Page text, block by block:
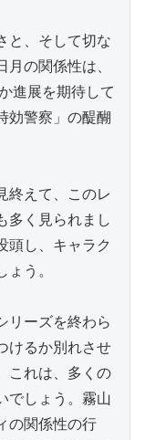
と、そして切な
の関係性は、
進展を期待して
効警察」の醍醐
終えて、このレ
多く見られまし
頭し、キャラク
う。
リーズを終わら
けるか別れさせ
これは、多くの
でしょう。霧山
の関係性の行